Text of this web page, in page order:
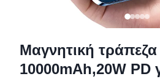
Μαγνητική τράπεζα
10000mAh,20W PD